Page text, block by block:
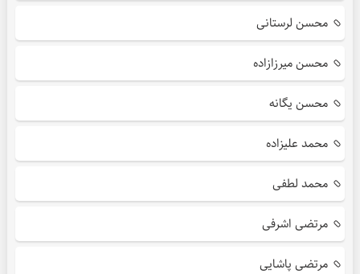
محسن لرستانی
محسن میرزازاده
محسن یگانه
محمد علیزاده
محمد لطفی
مرتضی اشرفی
مرتضی پاشایی